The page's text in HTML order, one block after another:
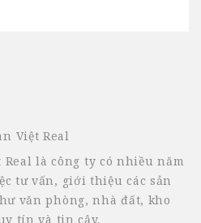
Real là công ty có nhiều năm
tư vấn, giới thiệu các sản
văn phòng, nhà đất, kho
tín và tin cậy.